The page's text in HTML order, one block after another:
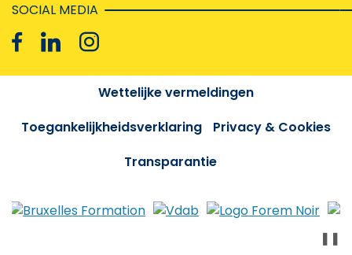
SOCIAL MEDIA
Wettelijke vermeldingen
Toegankelijkheidsverklaring
Privacy & Cookies
Transparantie
❚❚